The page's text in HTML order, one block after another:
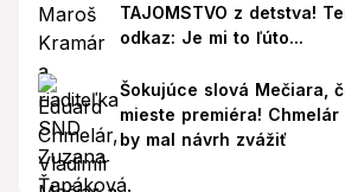
TAJOMSTVO z detstva!
odkaz: Je mi to ľúto...
Šokujúce slová Mečiara,
mieste premiéra!
by mal návrh zvážiť